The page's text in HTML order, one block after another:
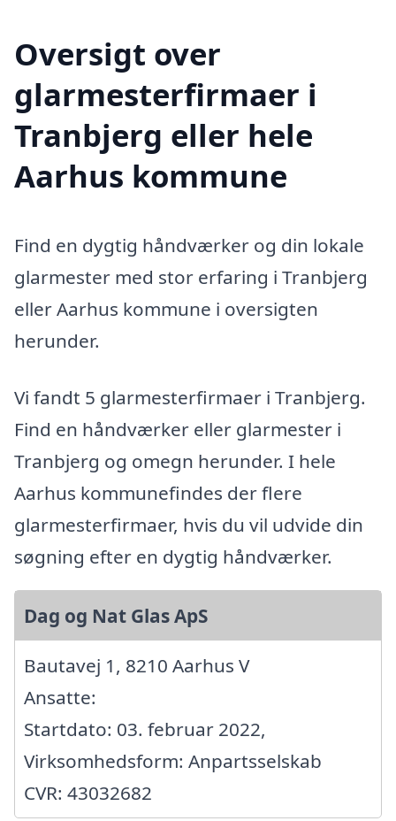
Oversigt over
glarmesterfirmaer i
Tranbjerg eller hele
Aarhus kommune
Find en dygtig håndværker og din lokale
glarmester med stor erfaring i Tranbjerg
eller Aarhus kommune i oversigten
herunder.
Vi fandt 5 glarmesterfirmaer i Tranbjerg.
Find en håndværker eller glarmester i
Tranbjerg og omegn herunder. I hele
Aarhus kommunefindes der flere
glarmesterfirmaer, hvis du vil udvide din
søgning efter en dygtig håndværker.
Dag og Nat Glas ApS
Bautavej 1, 8210 Aarhus V
Ansatte:
Startdato: 03. februar 2022,
Virksomhedsform: Anpartsselskab
CVR: 43032682